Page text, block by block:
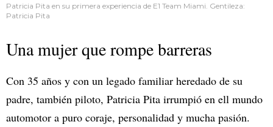
Patricia Pita en su primera experiencia de E1 Team Miami. Gentileza:
Patricia Pita
Una mujer que rompe barreras
Con 35 años y con un legado familiar heredado de su
padre, también piloto, Patricia Pita irrumpió en ell mundo
automotor a puro coraje, personalidad y mucha pasión.